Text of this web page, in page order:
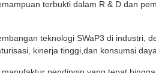
terbukti dalam R & D dan
teknologi SWaP3 di industri,
kinerja tinggi,dan konsumsi